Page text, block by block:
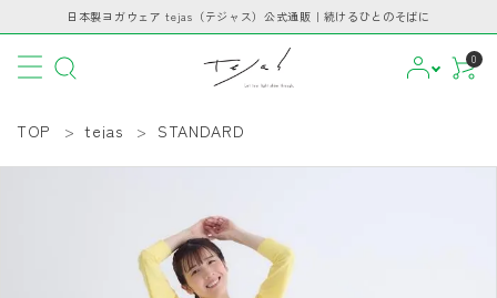
日本製ヨガウェア tejas（テジャス）公式通販｜続けるひとのそばに
0
TOP tejas STANDARD